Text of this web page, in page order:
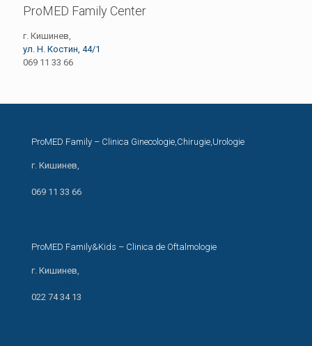
ProMED Family Center
г. Кишинев,
ул. Н. Костин, 44/1
069 11 33 66
ProMED Family – Clinica Ginecologie,Chirugie,Urologie
г. Кишинев,
069 11 33 66
ProMED Family&Kids – Clinica de Oftalmologie
г. Кишинев,
022 74 34 13